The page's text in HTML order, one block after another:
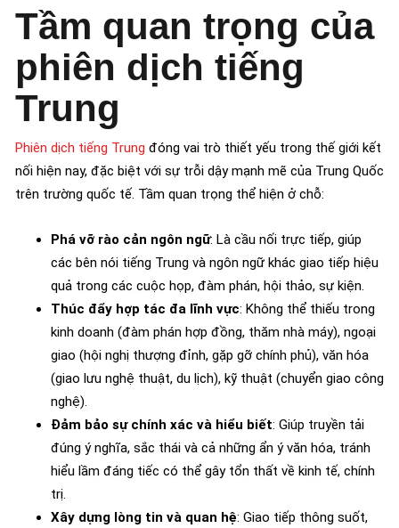
Tầm quan trọng của
phiên dịch tiếng
Trung
Phiên dịch tiếng Trung đóng vai trò thiết yếu trong thế giới kết
nối hiện nay, đặc biệt với sự trỗi dậy mạnh mẽ của Trung Quốc
trên trường quốc tế. Tầm quan trọng thể hiện ở chỗ:
Phá vỡ rào cản ngôn ngữ: Là cầu nối trực tiếp, giúp
các bên nói tiếng Trung và ngôn ngữ khác giao tiếp hiệu
quả trong các cuộc họp, đàm phán, hội thảo, sự kiện.
Thúc đẩy hợp tác đa lĩnh vực: Không thể thiếu trong
kinh doanh (đàm phán hợp đồng, thăm nhà máy), ngoại
giao (hội nghị thượng đỉnh, gặp gỡ chính phủ), văn hóa
(giao lưu nghệ thuật, du lịch), kỹ thuật (chuyển giao công
nghệ).
Đảm bảo sự chính xác và hiểu biết: Giúp truyền tải
đúng ý nghĩa, sắc thái và cả những ẩn ý văn hóa, tránh
hiểu lầm đáng tiếc có thể gây tổn thất về kinh tế, chính
trị.
Xây dựng lòng tin và quan hệ: Giao tiếp thông suốt,